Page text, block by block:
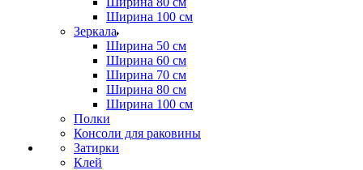
Ширина 100 см
Зеркала
Ширина 50 см
Ширина 60 см
Ширина 70 см
Ширина 80 см
Ширина 100 см
Полки
Консоли для раковины
Затирки
Клей